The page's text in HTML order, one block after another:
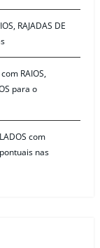
RAJADAS DE
RAIOS,
para o
com
pontuais nas